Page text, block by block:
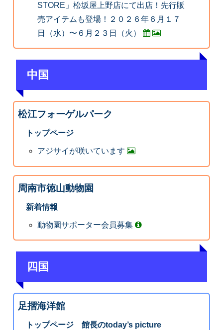
STORE」松坂屋上野店にて出店！先行販
売アイテムも登場！２０２６年６月１７
⽇（水）〜６⽉２３⽇（火）
中国
松江フォーゲルパーク
トップページ
アジサイが咲いています
周南市徳山動物園
新着情報
動物園サポーター会員募集
四国
足摺海洋館
トップページ 館長のtoday’s picture